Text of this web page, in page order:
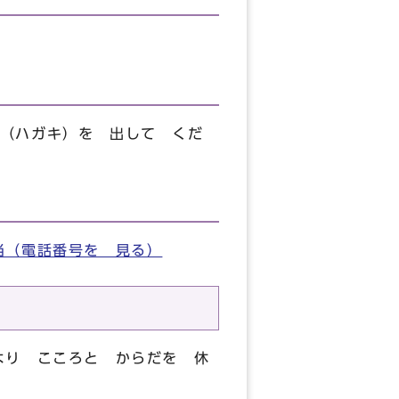
ハガキ）を 出して くだ
（電話番号を 見る）
り こころと からだを 休